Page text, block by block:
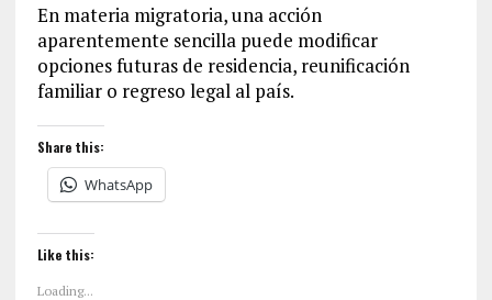
En materia migratoria, una acción
aparentemente sencilla puede modificar
opciones futuras de residencia, reunificación
familiar o regreso legal al país.
Share this:
WhatsApp
Like this:
Loading...